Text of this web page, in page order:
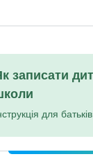
записати
для батьків